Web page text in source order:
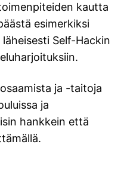
kautta
esimerkiksi
Self-Hackin
ja -taitoja
ja
hankkein että